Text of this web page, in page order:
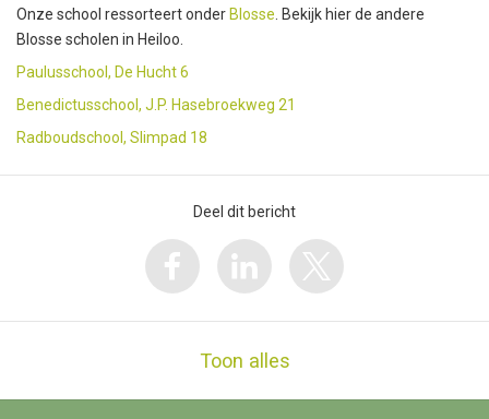
Onze school ressorteert onder Blosse. Bekijk hier de andere
Blosse scholen in Heiloo.
Paulusschool, De Hucht 6
Benedictusschool, J.P. Hasebroekweg 21
Radboudschool, Slimpad 18
Deel dit bericht
Toon alles